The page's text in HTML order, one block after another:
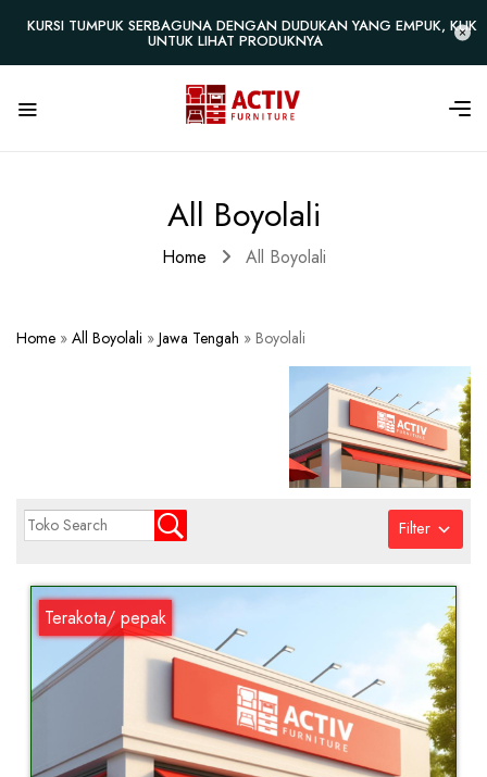
KURSI TUMPUK SERBAGUNA DENGAN DUDUKAN YANG EMPUK, KLIK
UNTUK LIHAT PRODUKNYA
All Boyolali
Home All Boyolali
Home » All Boyolali » Jawa Tengah » Boyolali
Filter
Terakota/ pepak